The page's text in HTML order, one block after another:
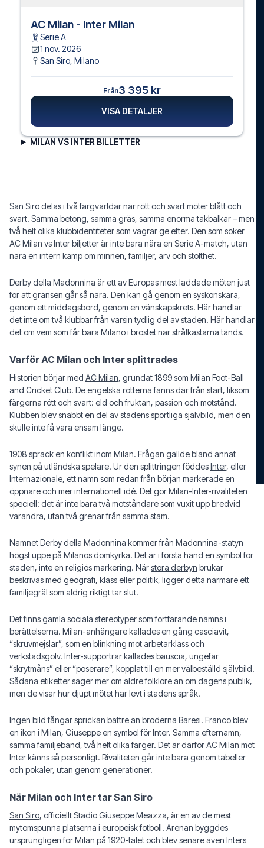
AC Milan - Inter Milan
Serie A
1 nov. 2026
San Siro, Milano
Från3 395 kr
VISA DETALJER
MILAN VS INTER BILLETTER
San Siro delas i två färgvärldar när rött och svart möter blått och
svart. Samma betong, samma gräs, samma enorma takbalkar – men
två helt olika klubbidentiteter som vägrar ge efter. Den som söker
AC Milan vs Inter biljetter är inte bara nära en Serie A-match, utan
nära en intern kamp om minnen, familjer, arv och stolthet.
Derby della Madonnina är ett av Europas mest laddade möten just
för att gränsen går så nära. Den kan gå genom en syskonskara,
genom ett middagsbord, genom en vänskapskrets. Här handlar
det inte om två klubbar från varsin tydlig del av staden. Här handlar
det om vem som får bära Milano i bröstet när strålkastarna tänds.
Varför AC Milan och Inter splittrades
Historien börjar med AC Milan, grundat 1899 som Milan Foot-Ball
and Cricket Club. De engelska rötterna fanns där från start, liksom
färgerna rött och svart: eld och fruktan, passion och motstånd.
Klubben blev snabbt en del av stadens sportliga självbild, men den
skulle inte få vara ensam länge.
1908 sprack en konflikt inom Milan. Frågan gällde bland annat
synen på utländska spelare. Ur den splittringen föddesInter, eller
Internazionale, ett namn som redan från början markerade en
öppnare och mer internationell idé. Det gör Milan-Inter-rivaliteten
speciell: det är inte bara två motståndare som vuxit upp bredvid
varandra, utan två grenar från samma stam.
Namnet Derby della Madonnina kommer från Madonnina-statyn
högst uppe på Milanos domkyrka. Det är i första hand en symbol för
staden, inte en religiös markering. Närstora derbyn brukar
beskrivas med geografi, klass eller politik, ligger detta närmare ett
familjegräl som aldrig riktigt tar slut.
Det finns gamla sociala stereotyper som fortfarande nämns i
berättelserna. Milan-anhängare kallades en gång casciavit,
“skruvmejslar”, som en blinkning mot arbetarklass och
verkstadsgolv. Inter-supportrar kallades bauscia, ungefär
“skrytmåns” eller “poserare”, kopplat till en mer välbeställd självbild.
Sådana etiketter säger mer om äldre folklore än om dagens publik,
men de visar hur djupt mötet har levt i stadens språk.
Ingen bild fångar sprickan bättre än bröderna Baresi. Franco blev
en ikon i Milan, Giuseppe en symbol för Inter. Samma efternamn,
samma familjeband, två helt olika färger. Det är därför AC Milan mot
Inter känns så personligt. Rivaliteten går inte bara genom tabeller
och pokaler, utan genom generationer.
När Milan och Inter tar San Siro
San Siro, officiellt Stadio Giuseppe Meazza, är en av de mest
mytomspunna platserna i europeisk fotboll. Arenan byggdes
ursprungligen för Milan på 1920-talet och blev senare även Inters